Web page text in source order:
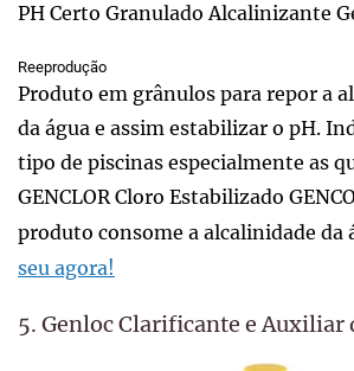
PH Certo Granulado Alcalinizante
Reeprodução
Produto em grânulos para repor a
da água e assim estabilizar o pH.
tipo de piscinas especialmente as
GENCLOR Cloro Estabilizado
produto consome a alcalinidade da
seu agora!
5. Genloc Clarificante e Auxiliar